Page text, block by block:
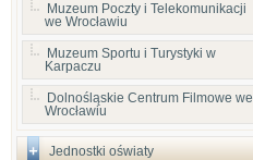
Muzeum Poczty i Telekomunikacji
we Wrocławiu
Muzeum Sportu i Turystyki w
Karpaczu
Dolnośląskie Centrum Filmowe we
Wrocławiu
Jednostki oświaty